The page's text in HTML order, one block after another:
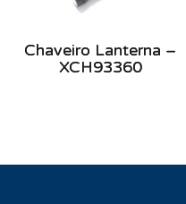
Chaveiro Lanterna –
XCH93360